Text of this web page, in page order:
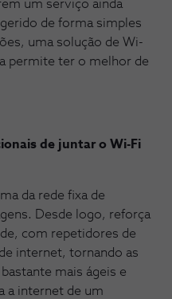
um serviço ainda
de forma simples
uma solução de Wi-
permite ter o melhor de
de juntar o Wi-Fi
da rede fixa de
Desde logo, reforça
com repetidores de
internet, tornando as
mais ágeis e
a internet de um